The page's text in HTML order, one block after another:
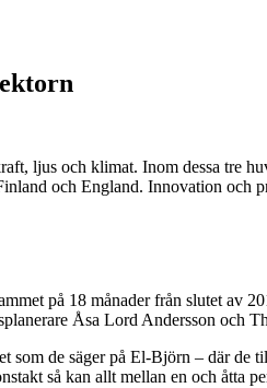
ljus och klimat. Inom dessa tre
och England. Innovation
på 18 månader från slutet av
Åsa Lord Andersson och
de säger på El‑Björn – där
så kan allt mellan en och åtta